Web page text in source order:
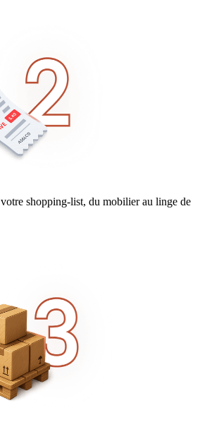
votre shopping-list, du mobilier au linge de